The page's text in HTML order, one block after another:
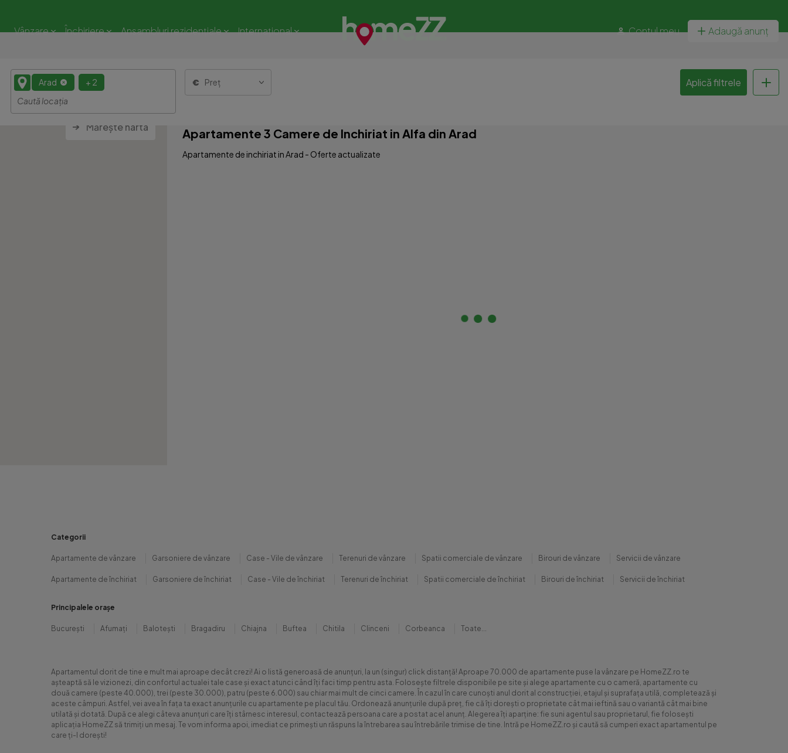
Vânzare Închiriere Ansambluri rezidențiale Internațional Contul meu Adaugă anunț
Arad + 2 Preț Aplică filtrele
Mărește harta Apartamente 3 Camere de Inchiriat in Alfa din Arad
Apartamente de inchiriat in Arad - Oferte actualizate
Categorii
Apartamente de vânzare Garsoniere de vânzare Case - Vile de vânzare Terenuri de vânzare Spatii comerciale de vânzare Birouri de vânzare Servicii de vânzare
Apartamente de închiriat Garsoniere de închiriat Case - Vile de închiriat Terenuri de închiriat Spatii comerciale de închiriat Birouri de închiriat Servicii de închiriat
Principalele orașe
București Afumați Balotești Bragadiru Chiajna Buftea Chitila Clinceni Corbeanca Toate...
Apartamentul dorit de tine e mult mai aproape decât crezi! Ai o listă generoasă de anunțuri, la un (singur) click distanță! Aproape 70.000 de apartamente puse la vânzare pe HomeZZ.ro te
așteaptă să le vizionezi, din confortul actualei tale case și exact atunci când îți faci timp pentru asta. Folosește filtrele disponibile pe site și alege apartamente cu o cameră, apartamente cu
două camere (peste 40.000), trei (peste 30.000), patru (peste 6.000) sau chiar mai mult de cinci camere. În cazul în care cunoști anul dorit al construcției, etajul și suprafața utilă, completează și
aceste câmpuri. Astfel, vei avea în fața ta exact anunțurile cu apartamente pe placul tău. Ordonează anunțurile după preț, fie că îți dorești o proprietate cât mai ieftină sau o variantă cât mai bine
utilată și dotată. După ce alegi câteva anunțuri care îți stârnesc interesul, contactează persoana care a postat acel anunț. Alegerea îți aparține: fie suni agentul sau proprietarul, fie folosești
aplicația HomeZZ să trimiți un mesaj. Te vom informa apoi, imediat ce primești un răspuns la întrebarea sau întrebările trimise de tine. Intră pe HomeZZ.ro și caută să cumperi exact apartamentul pe
care ți-l dorești!